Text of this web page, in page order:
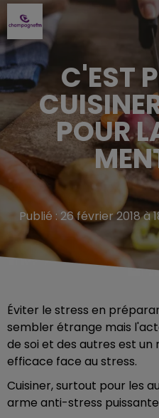
C'EST
POUR
Publié : 26 février 2018 à
Éviter le stress en
sembler étrange mais
de soi et des autres est
efficace face au stress.
Cuisiner, surtout pour les
arme anti-stress